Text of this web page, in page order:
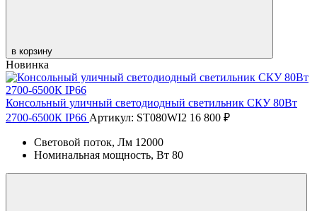
в корзину
Новинка
Консольный уличный светодиодный светильник СКУ 80Вт
2700-6500К IP66 Артикул: ST080WI2 16 800 ₽
Световой поток, Лм 12000
Номинальная мощность, Вт 80